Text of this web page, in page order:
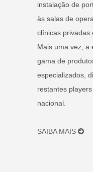
instalação de
às salas de
clínicas privadas
Mais uma vez, a
gama de
especializados,
restantes
nacional.
SAIBA MAIS